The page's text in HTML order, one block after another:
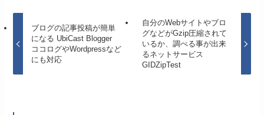
ブログの記事投稿が簡単
になる UbiCast Blogger
ココログやWordpressなど
にも対応
自分のWebサイトやブロ
グなどがGzip圧縮されて
いるか、調べる事が出来
るネットサービス
GIDZipTest